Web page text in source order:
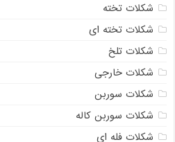
شکلات تخته
شکلات تخته ای
شکلات تلخ
شکلات خارجی
شکلات سوربن
شکلات سوربن کاله
شکلات فله ای